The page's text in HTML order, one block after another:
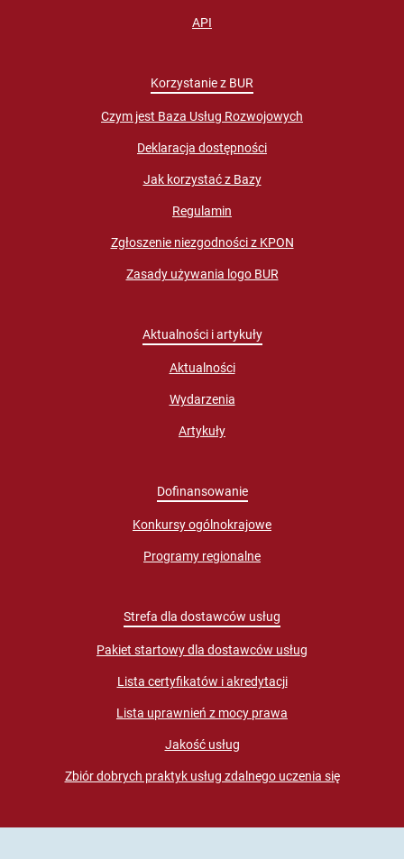
API
Korzystanie z BUR
Czym jest Baza Usług Rozwojowych
Deklaracja dostępności
Jak korzystać z Bazy
Regulamin
Zgłoszenie niezgodności z KPON
Zasady używania logo BUR
Aktualności i artykuły
Aktualności
Wydarzenia
Artykuły
Dofinansowanie
Konkursy ogólnokrajowe
Programy regionalne
Strefa dla dostawców usług
Pakiet startowy dla dostawców usług
Lista certyfikatów i akredytacji
Lista uprawnień z mocy prawa
Jakość usług
Zbiór dobrych praktyk usług zdalnego uczenia się